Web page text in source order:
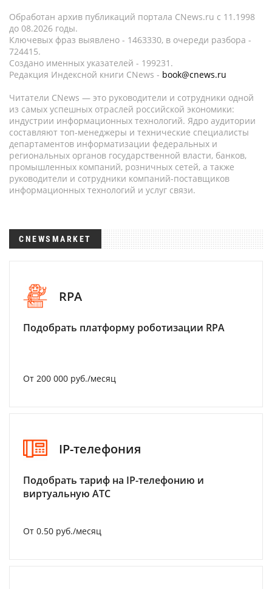
Обработан архив публикаций портала CNews.ru c 11.1998
до 08.2026 годы.
Ключевых фраз выявлено - 1463330, в очереди разбора -
724415.
Создано именных указателей - 199231.
Редакция Индексной книги CNews - book@cnews.ru
Читатели CNews — это руководители и сотрудники одной
из самых успешных отраслей российской экономики:
индустрии информационных технологий. Ядро аудитории
составляют топ-менеджеры и технические специалисты
департаментов информатизации федеральных и
региональных органов государственной власти, банков,
промышленных компаний, розничных сетей, а также
руководители и сотрудники компаний-поставщиков
информационных технологий и услуг связи.
CNEWSMARKET
RPA
Подобрать платформу роботизации RPA
От 200 000 руб./месяц
IP-телефония
Подобрать тариф на IP-телефонию и
виртуальную АТС
От 0.50 руб./месяц